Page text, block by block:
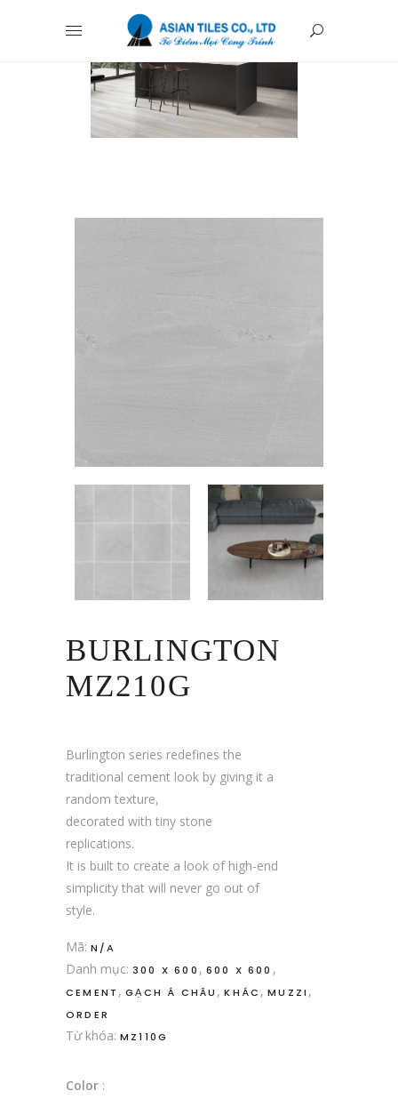
BURLINGTON
MZ210G
Burlington series redefines the
traditional cement look by giving it a
random texture,
decorated with tiny stone
replications.
It is built to create a look of high-end
simplicity that will never go out of
style.
Mã: N/A
Danh mục: 300 X 600 , 600 X 600 ,
CEMENT ,GẠCH Á CHÂU ,KHÁC ,MUZZI ,
ORDER
Từ khóa: MZ110G
Color :